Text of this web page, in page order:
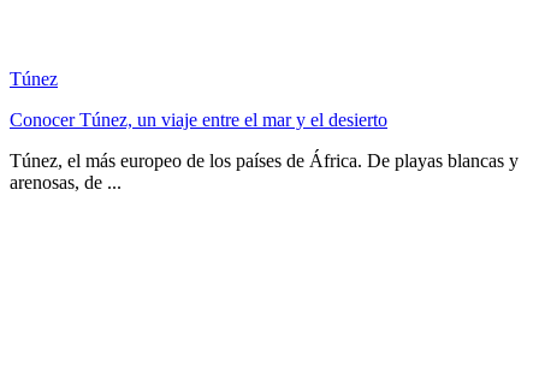
Túnez
Conocer Túnez, un viaje entre el mar y el desierto
Túnez, el más europeo de los países de África. De playas blancas y
arenosas, de ...